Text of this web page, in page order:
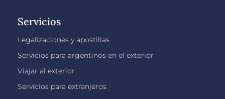
Servicios
Legalizaciones y apostillas
Servicios para argentinos en el exterior
Viajar al exterior
Servicios para extranjeros